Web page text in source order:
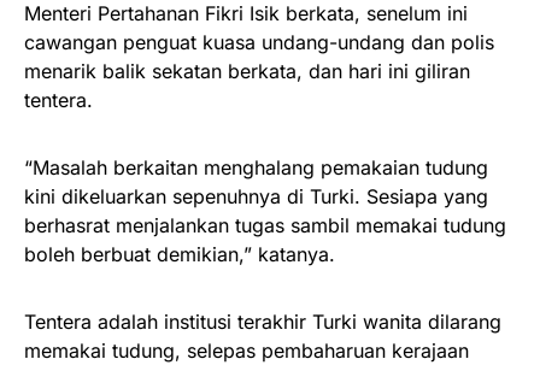
Menteri Pertahanan Fikri Isik berkata, senelum ini
cawangan penguat kuasa undang-undang dan polis
menarik balik sekatan berkata, dan hari ini giliran
tentera.
“Masalah berkaitan menghalang pemakaian tudung
kini dikeluarkan sepenuhnya di Turki. Sesiapa yang
berhasrat menjalankan tugas sambil memakai tudung
boleh berbuat demikian,” katanya.
Tentera adalah institusi terakhir Turki wanita dilarang
memakai tudung, selepas pembaharuan kerajaan